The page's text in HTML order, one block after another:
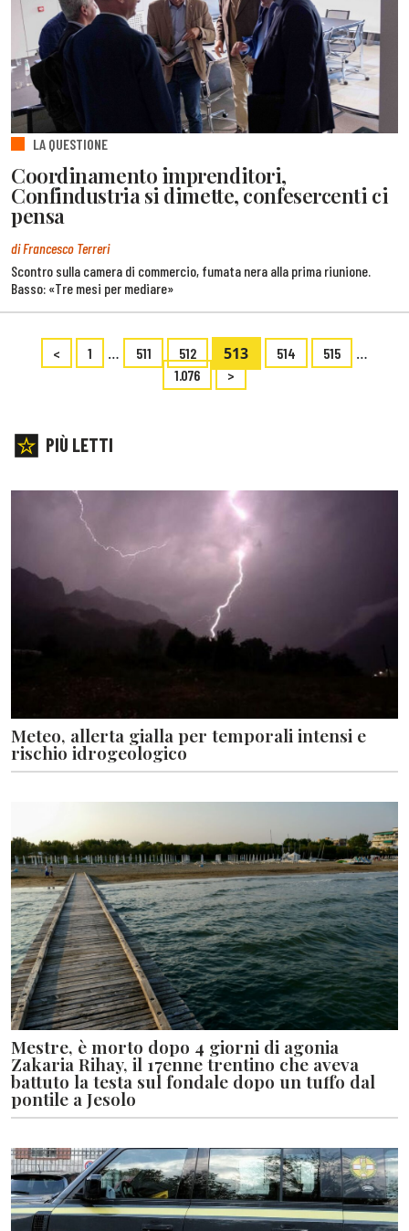
LA QUESTIONE
Coordinamento imprenditori,
Confindustria si dimette, confesercenti ci
pensa
di Francesco Terreri
Scontro sulla camera di commercio, fumata nera alla prima riunione.
Basso: «Tre mesi per mediare»
< 1 … 511 512 513 514 515 …
1.076 >
PIÙ LETTI
Meteo, allerta gialla per temporali intensi e
rischio idrogeologico
Mestre, è morto dopo 4 giorni di agonia
Zakaria Rihay, il 17enne trentino che aveva
battuto la testa sul fondale dopo un tuffo dal
pontile a Jesolo